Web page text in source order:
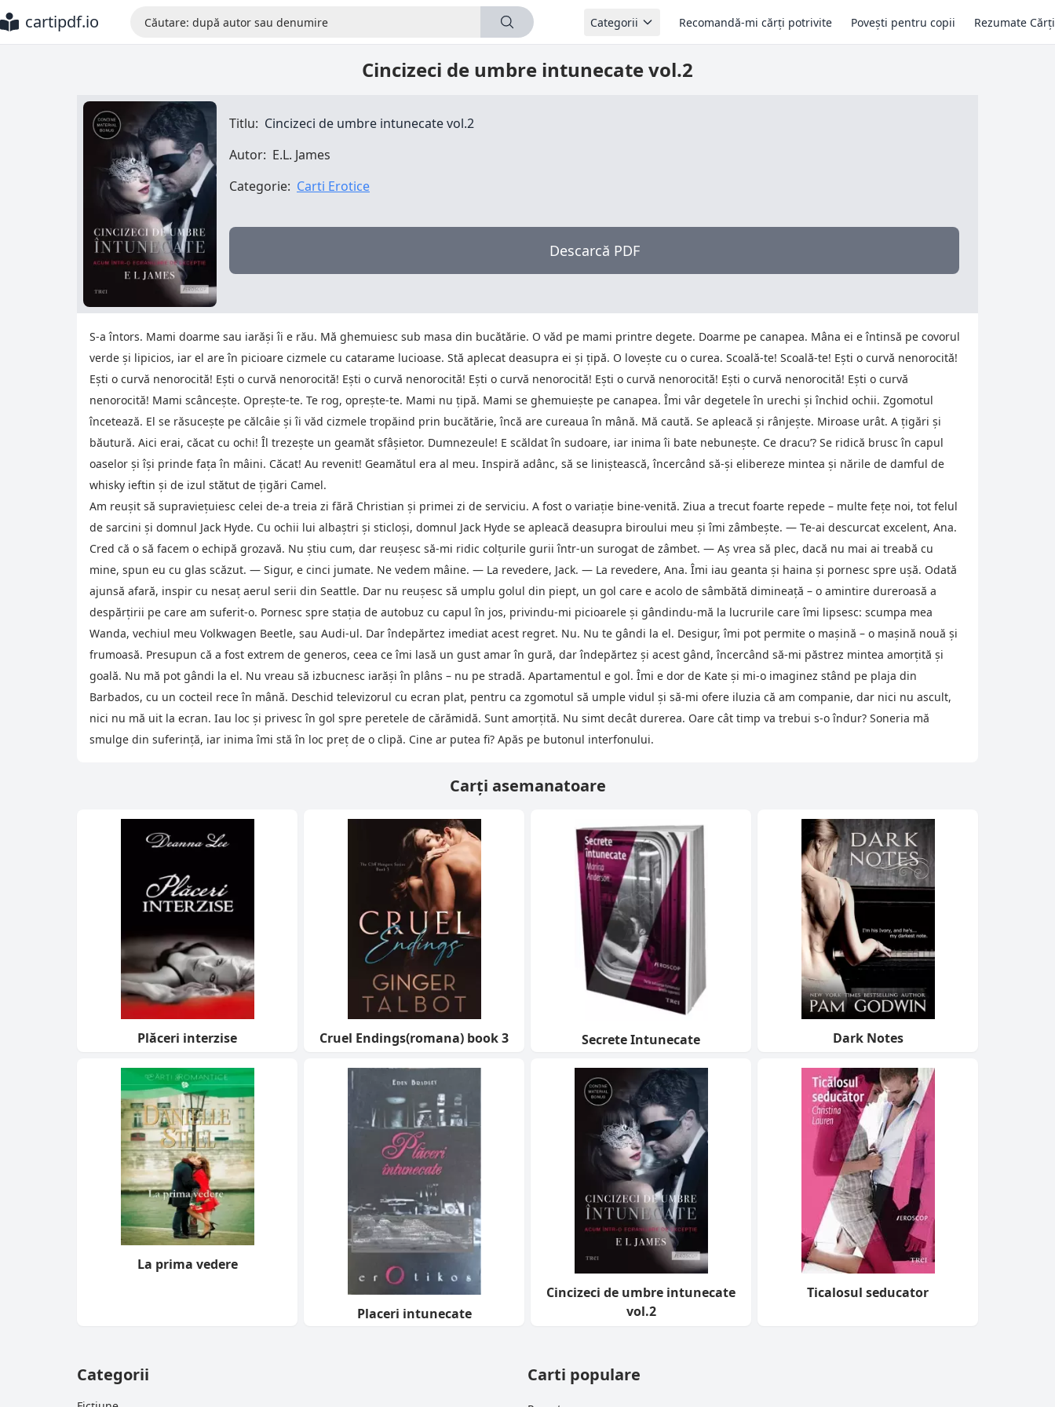
cartipdf.io Categorii Recomandă-mi cărți potrivite Povești pentru copii Rezumate Cărți
Cincizeci de umbre intunecate vol.2
Titlu: Cincizeci de umbre intunecate vol.2
Autor: E.L. James
Categorie: Carti Erotice
Descarcă PDF
S-a întors. Mami doarme sau iarăşi îi e rău. Mă ghemuiesc sub masa din bucătărie. O văd pe mami printre degete. Doarme pe canapea. Mâna ei e întinsă pe covorul
verde şi lipicios, iar el are în picioare cizmele cu catarame lucioase. Stă aplecat deasupra ei şi ţipă. O loveşte cu o curea. Scoală-te! Scoală-te! Eşti o curvă nenorocită!
Eşti o curvă nenorocită! Eşti o curvă nenorocită! Eşti o curvă nenorocită! Eşti o curvă nenorocită! Eşti o curvă nenorocită! Eşti o curvă nenorocită! Eşti o curvă
nenorocită! Mami scânceşte. Opreşte-te. Te rog, opreşte-te. Mami nu ţipă. Mami se ghemuieşte pe canapea. Îmi vâr degetele în urechi şi închid ochii. Zgomotul
încetează. El se răsuceşte pe călcâie şi îi văd cizmele tropăind prin bucătărie, încă are cureaua în mână. Mă caută. Se apleacă şi rânjeşte. Miroase urât. A ţigări şi
băutură. Aici erai, căcat cu ochi! Îl trezeşte un geamăt sfâşietor. Dumnezeule! E scăldat în sudoare, iar inima îi bate nebuneşte. Ce dracu’? Se ridică brusc în capul
oaselor şi îşi prinde faţa în mâini. Căcat! Au revenit! Geamătul era al meu. Inspiră adânc, să se liniştească, încercând să-şi elibereze mintea şi nările de damful de
whisky ieftin şi de izul stătut de ţigări Camel.
Am reuşit să supravieţuiesc celei de-a treia zi fără Christian şi primei zi de serviciu. A fost o variaţie bine-venită. Ziua a trecut foarte repede – multe feţe noi, tot felul
de sarcini şi domnul Jack Hyde. Cu ochii lui albaştri şi sticloşi, domnul Jack Hyde se apleacă deasupra biroului meu şi îmi zâmbeşte. — Te-ai descurcat excelent, Ana.
Cred că o să facem o echipă grozavă. Nu ştiu cum, dar reuşesc să-mi ridic colţurile gurii într-un surogat de zâmbet. — Aş vrea să plec, dacă nu mai ai treabă cu
mine, spun eu cu glas scăzut. — Sigur, e cinci jumate. Ne vedem mâine. — La revedere, Jack. — La revedere, Ana. Îmi iau geanta şi haina şi pornesc spre uşă. Odată
ajunsă afară, inspir cu nesaţ aerul serii din Seattle. Dar nu reuşesc să umplu golul din piept, un gol care e acolo de sâmbătă dimineaţă – o amintire dureroasă a
despărţirii pe care am suferit-o. Pornesc spre staţia de autobuz cu capul în jos, privindu-mi picioarele şi gândindu-mă la lucrurile care îmi lipsesc: scumpa mea
Wanda, vechiul meu Volkwagen Beetle, sau Audi-ul. Dar îndepărtez imediat acest regret. Nu. Nu te gândi la el. Desigur, îmi pot permite o maşină – o maşină nouă şi
frumoasă. Presupun că a fost extrem de generos, ceea ce îmi lasă un gust amar în gură, dar îndepărtez şi acest gând, încercând să-mi păstrez mintea amorţită şi
goală. Nu mă pot gândi la el. Nu vreau să izbucnesc iarăşi în plâns – nu pe stradă. Apartamentul e gol. Îmi e dor de Kate şi mi-o imaginez stând pe plaja din
Barbados, cu un cocteil rece în mână. Deschid televizorul cu ecran plat, pentru ca zgomotul să umple vidul şi să-mi ofere iluzia că am companie, dar nici nu ascult,
nici nu mă uit la ecran. Iau loc şi privesc în gol spre peretele de cărămidă. Sunt amorţită. Nu simt decât durerea. Oare cât timp va trebui s-o îndur? Soneria mă
smulge din suferinţă, iar inima îmi stă în loc preţ de o clipă. Cine ar putea fi? Apăs pe butonul interfonului.
Carți asemanatoare
Plăceri interzise Cruel Endings(romana) book 3 Secrete Intunecate Dark Notes
La prima vedere
Placeri intunecate
Cincizeci de umbre intunecate
vol.2
Ticalosul seducator
Categorii Carti populare